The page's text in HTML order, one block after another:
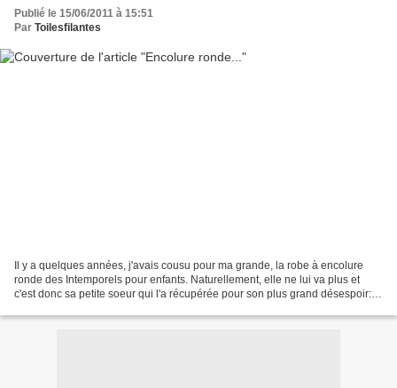
Publié le 15/06/2011 à 15:51
Par Toilesfilantes
Il y a quelques années, j'avais cousu pour ma grande, la robe à encolure
ronde des Intemporels pour enfants. Naturellement, elle ne lui va plus et
c'est donc sa petite soeur qui l'a récupérée pour son plus grand désespoir: